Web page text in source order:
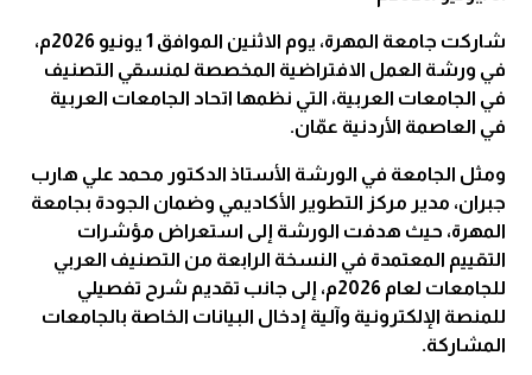
شاركت جامعة المهرة، يوم الاثنين الموافق 1 يونيو 2026م،
في ورشة العمل الافتراضية المخصصة لمنسقي التصنيف
في الجامعات العربية، التي نظمها اتحاد الجامعات العربية
في العاصمة الأردنية عمّان.
ومثل الجامعة في الورشة الأستاذ الدكتور محمد علي هارب
جبران، مدير مركز التطوير الأكاديمي وضمان الجودة بجامعة
المهرة، حيث هدفت الورشة إلى استعراض مؤشرات
التقييم المعتمدة في النسخة الرابعة من التصنيف العربي
للجامعات لعام 2026م، إلى جانب تقديم شرح تفصيلي
للمنصة الإلكترونية وآلية إدخال البيانات الخاصة بالجامعات
المشاركة.